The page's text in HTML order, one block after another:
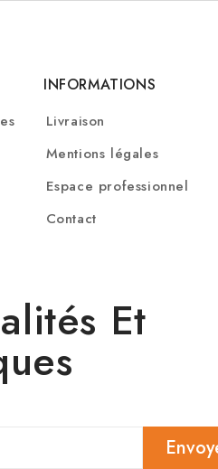
INFORMATIONS
Livraison
Mentions légales
Espace professionnel
Contact
Et